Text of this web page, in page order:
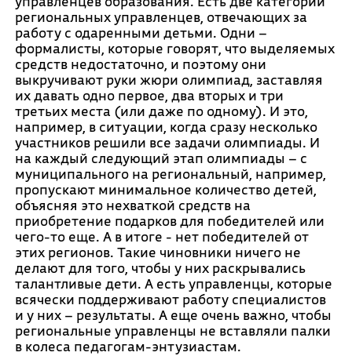
региональных управленцев, отвечающих за
работу с одаренными детьми. Одни –
формалисты, которые говорят, что выделяемых
средств недостаточно, и поэтому они
выкручивают руки жюри олимпиад, заставляя
их давать одно первое, два вторых и три
третьих места (или даже по одному). И это,
например, в ситуации, когда сразу несколько
участников решили все задачи олимпиады. И
на каждый следующий этап олимпиады – с
муниципального на региональный, например,
пропускают минимальное количество детей,
объясняя это нехваткой средств на
приобретение подарков для победителей или
чего-то еще. А в итоге - нет победителей от
этих регионов. Такие чиновники ничего не
делают для того, чтобы у них раскрывались
талантливые дети. А есть управленцы, которые
всячески поддерживают работу специалистов
и у них – результаты. А еще очень важно, чтобы
региональные управленцы не вставляли палки
в колеса педагогам-энтузиастам.